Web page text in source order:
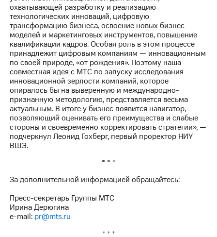
облигаций
Описание
Еврооблигации-2023
Уведомление
о
погашении
именных
облигаций
Другое
Регистратор
Реквизиты
Контакты
развитие
этика
охватывающей разработку и реализацию
технологических инноваций, цифровую
трансформацию бизнеса, освоение новых бизнес-
моделей и маркетинговых инструментов, повышение
квалификации кадров. Особая роль в этом процессе
принадлежит цифровым компаниям — инновационным
по своей природе, «от рождения». Поэтому наша
совместная идея с МТС по запуску исследования
инновационной зерлости компаний, которое
опиралось бы на выверенную и международно-
признанную методологию, представляется весьма
актуальным. В итоге у бизнес появится навигатор,
позволяющий оценивать его преимущества и слабые
стороны и своевременно корректировать стратегии», —
подчеркнул Леонид Гохберг, первый проректор НИУ
ВШЭ.
* * *
За дополнительной информацией обращайтесь:
Пресс-секретарь Группы МТС
Ирина Дерюгина
e-mail: pr@mts.ru
* * *